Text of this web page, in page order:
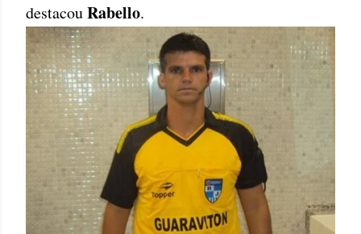
destacouRabello.